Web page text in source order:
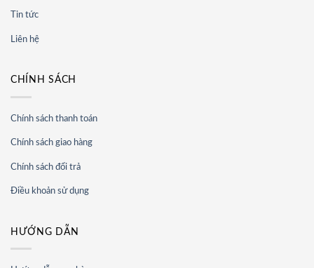
Tin tức
Liên hệ
CHÍNH SÁCH
Chính sách thanh toán
Chính sách giao hàng
Chính sách đổi trả
Điều khoản sử dụng
HƯỚNG DẪN